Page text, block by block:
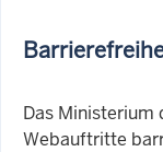
Das Ministerium
Webauftritte